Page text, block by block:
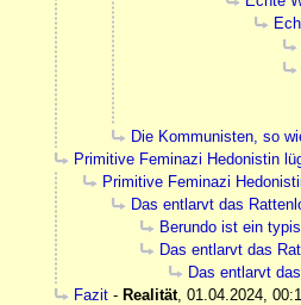
Die Kommunisten, so
Primitive Feminazi Hedonistin
Primitive Feminazi
Das entlarvt das
Berundo ist ein
Das entlarvt das
Das entlarvt
Fazit - Realität, 01.04.2024,